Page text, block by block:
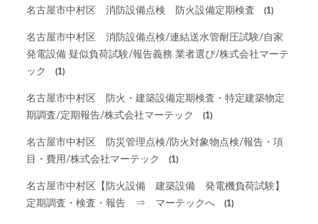
名古屋市中村区 消防設備点検 防火設備定期検査 (1)
名古屋市中村区 消防設備点検/連結送水管耐圧試験/自家
発電設備 疑似負荷試験/報告義務 業者選び/株式会社マーテ
ック
(1)
名古屋市中村区 防火・建築設備定期検査・特定建築物定
期調査/定期報告/株式会社マーテック
(1)
名古屋市中村区 防災管理点検/防火対象物点検/報告・項
目・費用/株式会社マーテック
(1)
名古屋市中村区【防火設備 建築設備 発電機負荷試験】
定期調査・検査・報告 ⇒ マーテックへ
(1)